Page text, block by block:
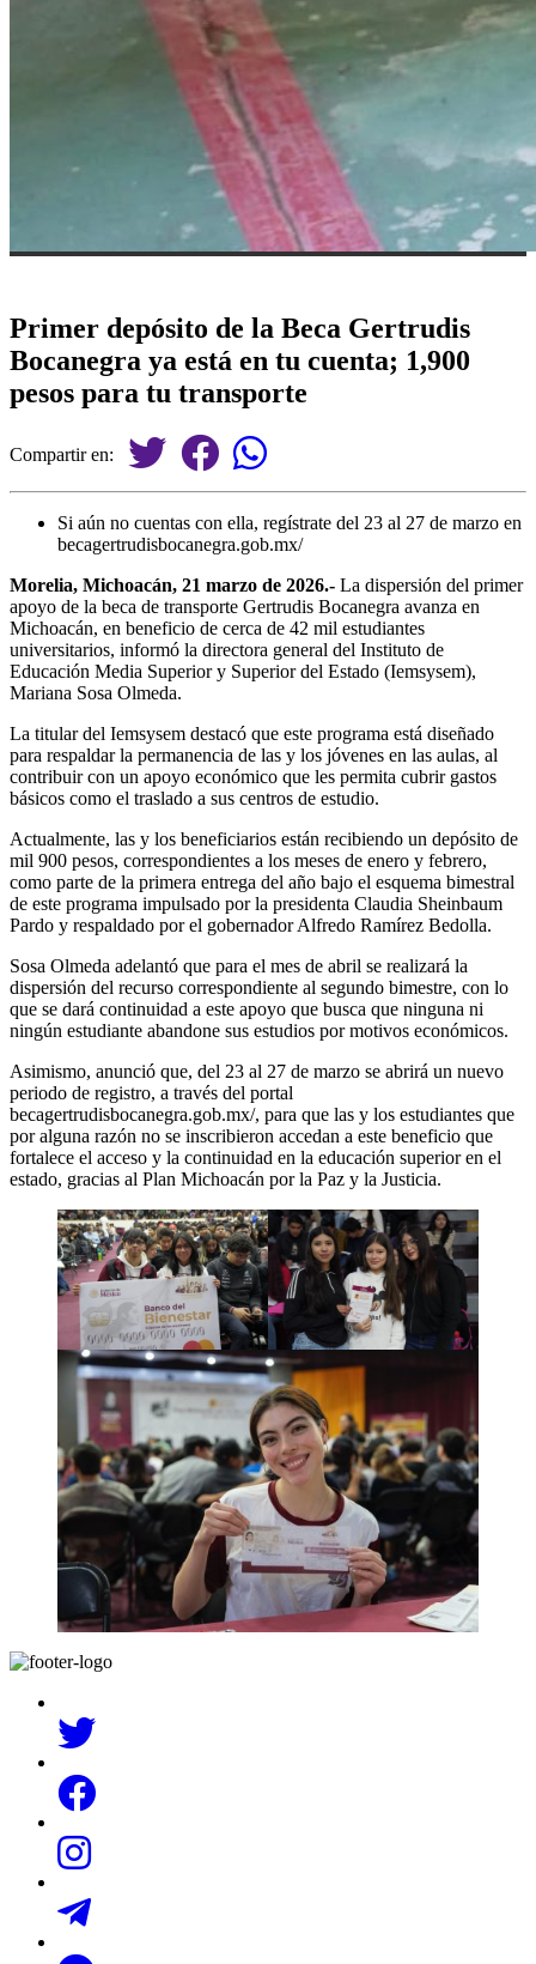
Primer depósito de la Beca Gertrudis
Bocanegra ya está en tu cuenta; 1,900
pesos para tu transporte
Compartir en:
Si aún no cuentas con ella, regístrate del 23 al 27 de marzo en
becagertrudisbocanegra.gob.mx/
Morelia, Michoacán, 21 marzo de 2026.- La dispersión del primer
apoyo de la beca de transporte Gertrudis Bocanegra avanza en
Michoacán, en beneficio de cerca de 42 mil estudiantes
universitarios, informó la directora general del Instituto de
Educación Media Superior y Superior del Estado (Iemsysem),
Mariana Sosa Olmeda.
La titular del Iemsysem destacó que este programa está diseñado
para respaldar la permanencia de las y los jóvenes en las aulas, al
contribuir con un apoyo económico que les permita cubrir gastos
básicos como el traslado a sus centros de estudio.
Actualmente, las y los beneficiarios están recibiendo un depósito de
mil 900 pesos, correspondientes a los meses de enero y febrero,
como parte de la primera entrega del año bajo el esquema bimestral
de este programa impulsado por la presidenta Claudia Sheinbaum
Pardo y respaldado por el gobernador Alfredo Ramírez Bedolla.
Sosa Olmeda adelantó que para el mes de abril se realizará la
dispersión del recurso correspondiente al segundo bimestre, con lo
que se dará continuidad a este apoyo que busca que ninguna ni
ningún estudiante abandone sus estudios por motivos económicos.
Asimismo, anunció que, del 23 al 27 de marzo se abrirá un nuevo
periodo de registro, a través del portal
becagertrudisbocanegra.gob.mx/, para que las y los estudiantes que
por alguna razón no se inscribieron accedan a este beneficio que
fortalece el acceso y la continuidad en la educación superior en el
estado, gracias al Plan Michoacán por la Paz y la Justicia.